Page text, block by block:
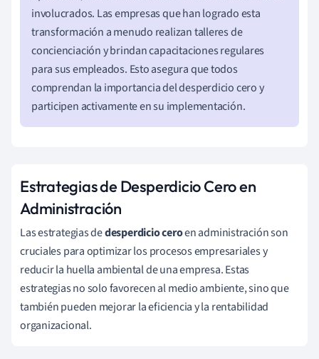
involucrados. Las empresas que han logrado esta
transformación a menudo realizan talleres de
concienciación y brindan capacitaciones regulares
para sus empleados. Esto asegura que todos
comprendan la importancia del desperdicio cero y
participen activamente en su implementación.
Estrategias de Desperdicio Cero en
Administración
Las estrategias dedesperdicio ceroen administración son
cruciales para optimizar los procesos empresariales y
reducir la huella ambiental de una empresa. Estas
estrategias no solo favorecen al medio ambiente, sino que
también pueden mejorar la eficiencia y la rentabilidad
organizacional.